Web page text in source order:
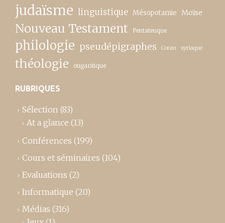
judaïsme linguistique Mésopotamie Moïse
Nouveau Testament Pentateuque
philologie pseudépigraphes Coran syriaque
théologie ougaritique
RUBRIQUES
Sélection (83)
At a glance (13)
Conférences (199)
Cours et séminaires (104)
Evaluations (2)
Informatique (20)
Médias (316)